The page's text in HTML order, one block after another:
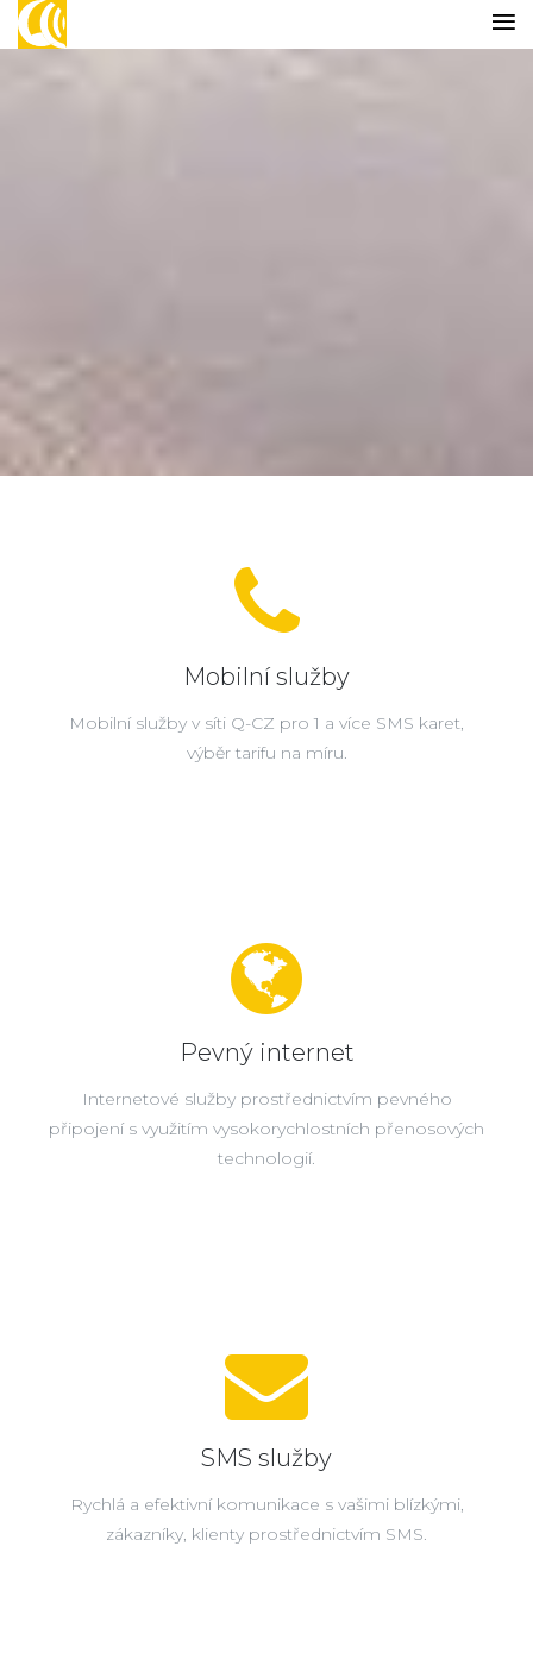
Mobilní služby
Mobilní služby v síti Q-CZ pro 1 a více SMS karet,
výběr tarifu na míru.
Pevný internet
Internetové služby prostřednictvím pevného
připojení s využitím vysokorychlostních přenosových
technologií.
SMS služby
Rychlá a efektivní komunikace s vašimi blízkými,
zákazníky, klienty prostřednictvím SMS.